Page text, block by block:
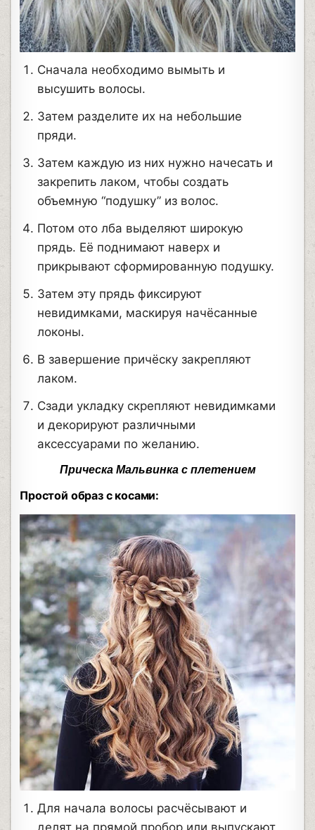
Сначала необходимо вымыть и
высушить волосы.
Затем разделите их на небольшие
пряди.
Затем каждую из них нужно начесать и
закрепить лаком, чтобы создать
объемную “подушку” из волос.
Потом ото лба выделяют широкую
прядь. Её поднимают наверх и
прикрывают сформированную подушку.
Затем эту прядь фиксируют
невидимками, маскируя начёсанные
локоны.
В завершение причёску закрепляют
лаком.
Сзади укладку скрепляют невидимками
и декорируют различными
аксессуарами по желанию.
Прическа Мальвинка с плетением
Простой образ с косами:
Для начала волосы расчёсывают и
делят на прямой пробор или выпускают